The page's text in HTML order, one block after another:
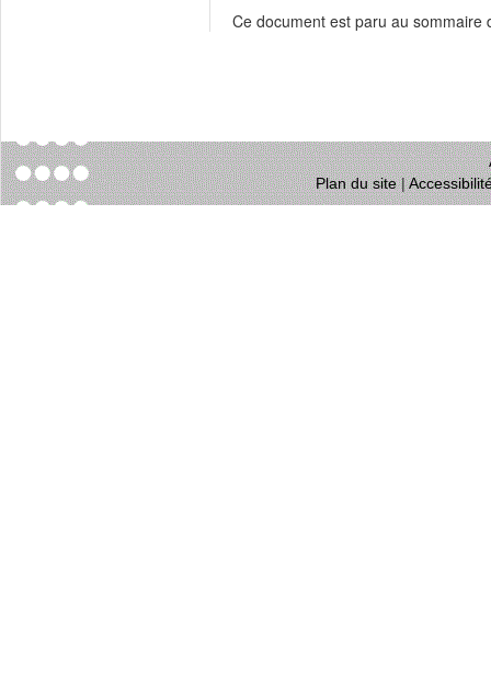
Ce document est paru au sommaire
Plan du site|